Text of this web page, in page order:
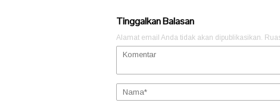
Tinggalkan Balasan
Alamat email Anda tidak akan dipublikasikan.